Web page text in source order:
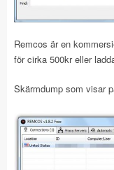
Remcos är en
för cirka 500kr eller
Skärmdump som visar